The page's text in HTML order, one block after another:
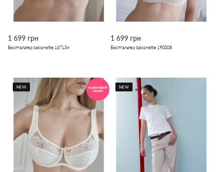
1 699 грн
Бюстгальтер balconette 167134
1 699 грн
Бюстгальтер balconette 190008
NEW NEW